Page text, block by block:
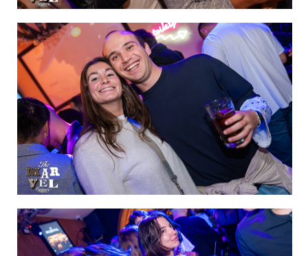
IMAGEN 3
de 60
IMAGEN 4
de 60